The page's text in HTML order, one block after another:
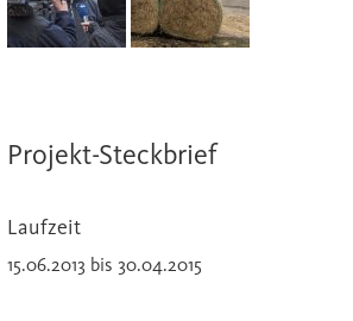
Projekt-Steckbrief
Laufzeit
15.06.2013 bis 30.04.2015